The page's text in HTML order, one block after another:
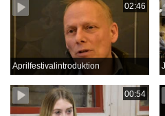
02:46
Aprilfestivalintroduktion
00:54